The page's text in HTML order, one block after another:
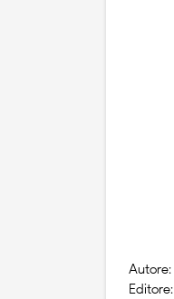
Autore:
Editore: